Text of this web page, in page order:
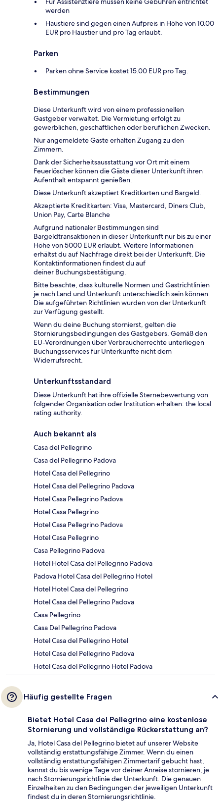
werden
Haustiere sind gegen einen Aufpreis in Höhe von 10.00
EUR pro Haustier und pro Tag erlaubt.
Parken
Parken ohne Service kostet 15.00 EUR pro Tag.
Bestimmungen
Diese Unterkunft wird von einem professionellen
Gastgeber verwaltet. Die Vermietung erfolgt zu
gewerblichen, geschäftlichen oder beruflichen Zwecken.
Nur angemeldete Gäste erhalten Zugang zu den
Zimmern.
Dank der Sicherheitsausstattung vor Ort mit einem
Feuerlöscher können die Gäste dieser Unterkunft ihren
Aufenthalt entspannt genießen.
Diese Unterkunft akzeptiert Kreditkarten und Bargeld.
Akzeptierte Kreditkarten: Visa, Mastercard, Diners Club,
Union Pay, Carte Blanche
Aufgrund nationaler Bestimmungen sind
Bargeldtransaktionen in dieser Unterkunft nur bis zu einer
Höhe von 5000 EUR erlaubt. Weitere Informationen
erhältst du auf Nachfrage direkt bei der Unterkunft. Die
Kontaktinformationen findest du auf
deiner Buchungsbestätigung.
Bitte beachte, dass kulturelle Normen und Gastrichtlinien
je nach Land und Unterkunft unterschiedlich sein können.
Die aufgeführten Richtlinien wurden von der Unterkunft
zur Verfügung gestellt.
Wenn du deine Buchung stornierst, gelten die
Stornierungsbedingungen des Gastgebers. Gemäß den
EU-Verordnungen über Verbraucherrechte unterliegen
Buchungsservices für Unterkünfte nicht dem
Widerrufsrecht.
Unterkunftsstandard
Diese Unterkunft hat ihre offizielle Sternebewertung von
folgender Organisation oder Institution erhalten: the local
rating authority.
Auch bekannt als
Casa del Pellegrino
Casa del Pellegrino Padova
Hotel Casa del Pellegrino
Hotel Casa del Pellegrino Padova
Hotel Casa Pellegrino Padova
Hotel Casa Pellegrino
Hotel Casa Pellegrino Padova
Hotel Casa Pellegrino
Casa Pellegrino Padova
Hotel Hotel Casa del Pellegrino Padova
Padova Hotel Casa del Pellegrino Hotel
Hotel Hotel Casa del Pellegrino
Hotel Casa del Pellegrino Padova
Casa Pellegrino
Casa Del Pellegrino Padova
Hotel Casa del Pellegrino Hotel
Hotel Casa del Pellegrino Padova
Hotel Casa del Pellegrino Hotel Padova
Häufig gestellte Fragen
Bietet Hotel Casa del Pellegrino eine kostenlose
Stornierung und vollständige Rückerstattung an?
Ja, Hotel Casa del Pellegrino bietet auf unserer Website
vollständig erstattungsfähige Zimmer. Wenn du einen
vollständig erstattungsfähigen Zimmertarif gebucht hast,
kannst du bis wenige Tage vor deiner Anreise stornieren, je
nach Stornierungsrichtlinie der Unterkunft. Die genauen
Einzelheiten zu den Bedingungen der jeweiligen Unterkunft
findest du in deren Stornierungsrichtlinie.